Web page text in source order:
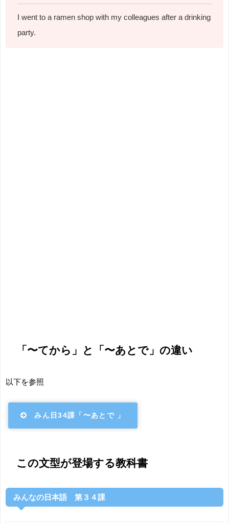
I went to a ramen shop with my colleagues after a drinking
party.
「〜てから」と「〜あとで」の違い
以下を参照
みん日34課「〜あとで 」
この文型が登場する教科書
みんなの日本語 第３４課